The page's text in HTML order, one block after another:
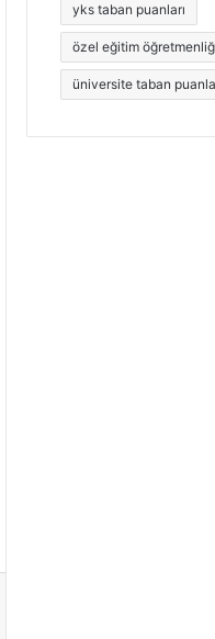
yks taban puanları
özel eğitim
üniversite taban